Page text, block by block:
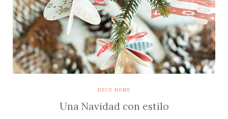
DECO HOME
Una Navidad con estilo